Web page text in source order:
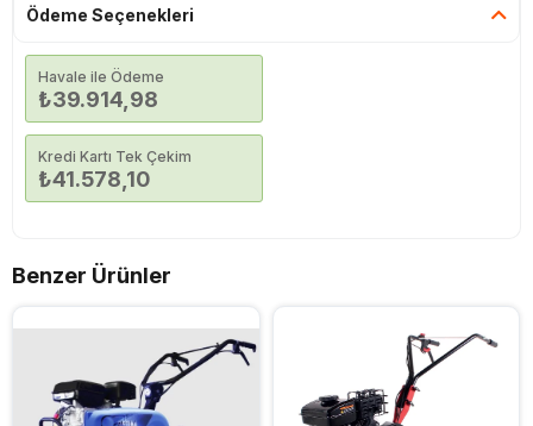
Ödeme Seçenekleri
Havale ile Ödeme
₺39.914,98
Kredi Kartı Tek Çekim
₺41.578,10
Benzer Ürünler